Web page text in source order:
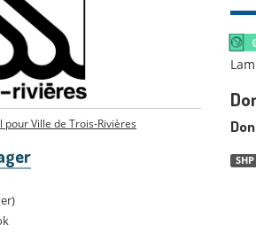
pour Ville de Trois-Rivières
SHP